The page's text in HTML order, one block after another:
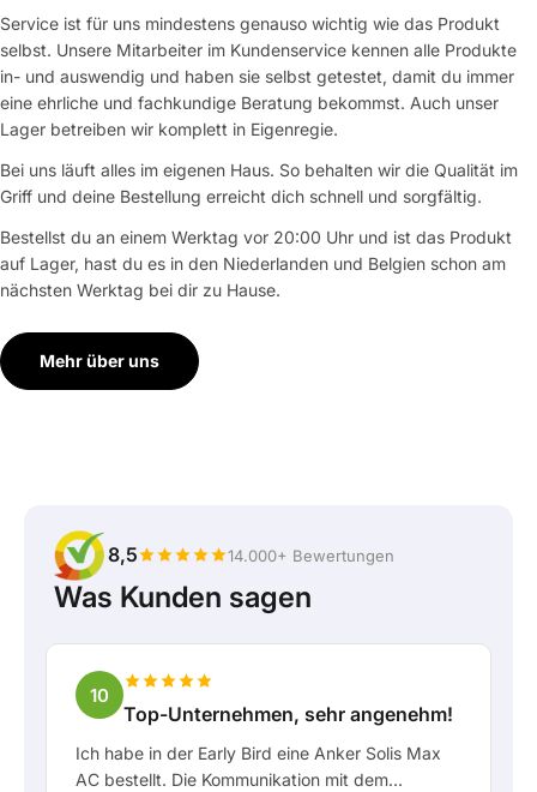
Service ist für uns mindestens genauso wichtig wie das Produkt
selbst. Unsere Mitarbeiter im Kundenservice kennen alle Produkte
in- und auswendig und haben sie selbst getestet, damit du immer
eine ehrliche und fachkundige Beratung bekommst. Auch unser
Lager betreiben wir komplett in Eigenregie.
Bei uns läuft alles im eigenen Haus. So behalten wir die Qualität im
Griff und deine Bestellung erreicht dich schnell und sorgfältig.
Bestellst du an einem Werktag vor 20:00 Uhr und ist das Produkt
auf Lager, hast du es in den Niederlanden und Belgien schon am
nächsten Werktag bei dir zu Hause.
Mehr über uns
8,5 14.000+ Bewertungen
Was Kunden sagen
10
Top-Unternehmen, sehr angenehm!
Ich habe in der Early Bird eine Anker Solis Max
AC bestellt. Die Kommunikation mit dem